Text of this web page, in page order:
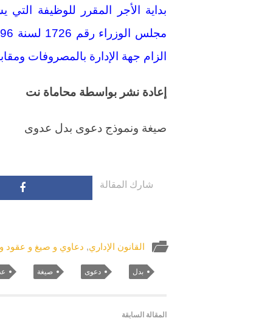
بداية الأجر المقرر للوظيفة
الزام جهة الإدارة بالمصروفات
إعادة نشر بواسطة محاماة نت
صيغة ونموذج دعوى بدل عدوى
شارك المقالة
القانون الإداري, دعاوي و صيغ و عقود و
بدل دعوى صيغة
المقالة السابقة